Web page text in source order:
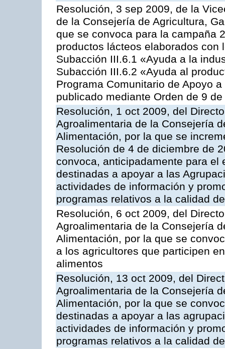
Resolución, 3 sep 2009, de la
de la Consejería de Agricultura,
que se convoca para la campaña
productos lácteos elaborados
Subacción III.6.1 «Ayuda a la
Subacción III.6.2 «Ayuda al
Programa Comunitario de Apoyo
publicado mediante Orden de 9
Resolución, 1 oct 2009, del
Agroalimentaria de la Consejería
Alimentación, por la que se
Resolución de 4 de diciembre de
convoca, anticipadamente para el
destinadas a apoyar a las
actividades de información y
programas relativos a la calidad
Resolución, 6 oct 2009, del
Agroalimentaria de la Consejería
Alimentación, por la que se
a los agricultores que participen
alimentos
Resolución, 13 oct 2009, del
Agroalimentaria de la Consejería
Alimentación, por la que se
destinadas a apoyar a las
actividades de información y
programas relativos a la calidad